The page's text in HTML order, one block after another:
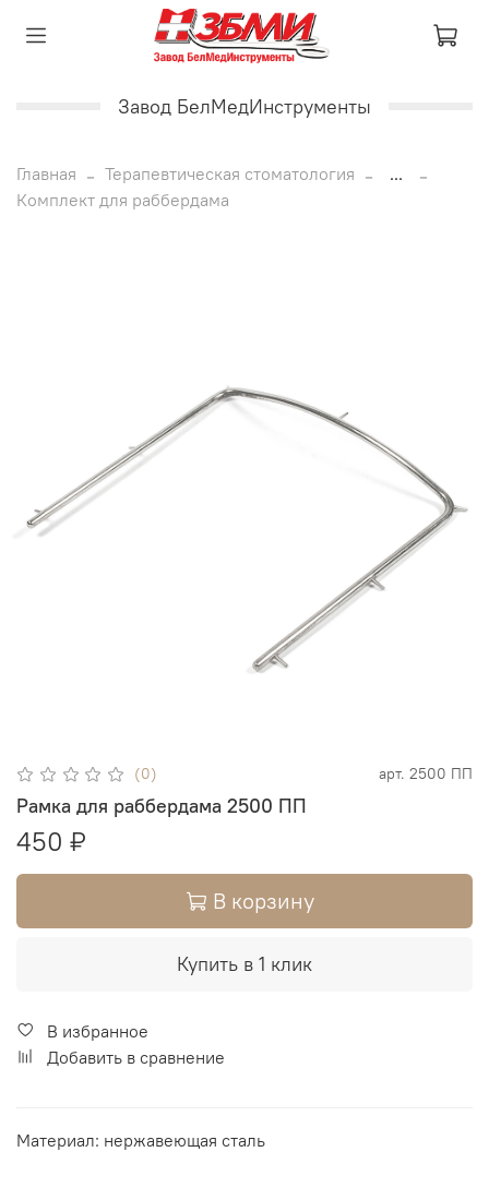
Завод БелМедИнструменты
Главная Терапевтическая стоматология
...
Комплект для раббердама
(0) арт. 2500 ПП
Рамка для раббердама 2500 ПП
450 ₽
В корзину
Купить в 1 клик
В избранное
Добавить в сравнение
Материал: нержавеющая сталь